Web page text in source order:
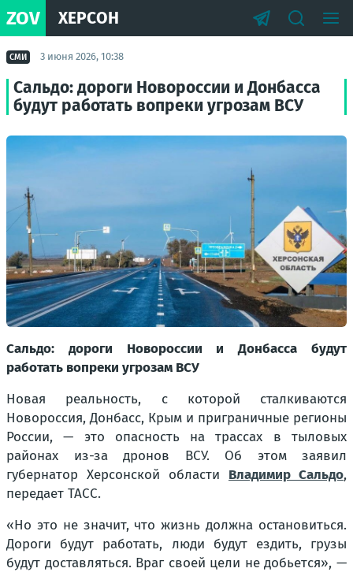
ZOV ХЕРСОН
СМИ 3 июня 2026, 10:38
Сальдо: дороги Новороссии и Донбасса
будут работать вопреки угрозам ВСУ
Сальдо: дороги Новороссии и Донбасса будут
работать вопреки угрозам ВСУ
Новая реальность, с которой сталкиваются
Новороссия, Донбасс, Крым и приграничные регионы
России, — это опасность на трассах в тыловых
районах из-за дронов ВСУ. Об этом заявил
губернатор Херсонской области Владимир Сальдо,
передает ТАСС.
«Но это не значит, что жизнь должна остановиться.
Дороги будут работать, люди будут ездить, грузы
будут доставляться. Враг своей цели не добьется», —